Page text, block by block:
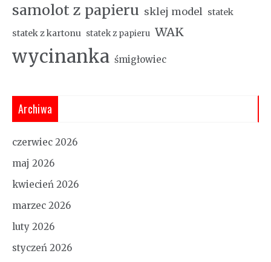
samolot z papieru sklej model
statek
statek z kartonu statek z papieru WAK
wycinanka śmigłowiec
Archiwa
czerwiec 2026
maj 2026
kwiecień 2026
marzec 2026
luty 2026
styczeń 2026